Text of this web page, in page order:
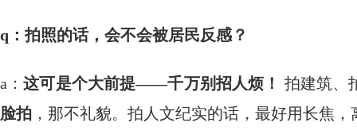
q：拍照的话，会不会被居民反感？
a：这可是个大前提——千万别招人烦！
拍建筑、
脸拍 ，那不礼貌。拍人文纪实的话，最好用长焦